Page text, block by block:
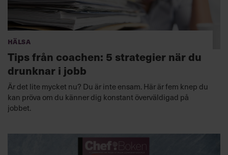
Hälsa
Tips från coachen: 5 strategier när du
drunknar i jobb
Är det lite mycket nu? Du är inte ensam. Här är fem knep du
kan pröva om du känner dig konstant överväldigad på
jobbet.